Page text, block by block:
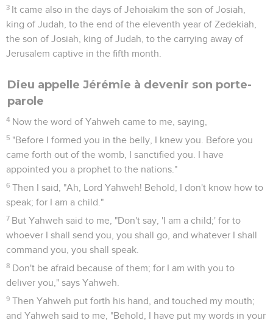
3 It came also in the days of Jehoiakim the son of Josiah,
king of Judah, to the end of the eleventh year of Zedekiah,
the son of Josiah, king of Judah, to the carrying away of
Jerusalem captive in the fifth month.
Dieu appelle Jérémie à devenir son porte-
parole
4 Now the word of Yahweh came to me, saying,
5 "Before I formed you in the belly, I knew you. Before you
came forth out of the womb, I sanctified you. I have
appointed you a prophet to the nations."
6 Then I said, "Ah, Lord Yahweh! Behold, I don't know how to
speak; for I am a child."
7 But Yahweh said to me, "Don't say, 'I am a child;' for to
whoever I shall send you, you shall go, and whatever I shall
command you, you shall speak.
8 Don't be afraid because of them; for I am with you to
deliver you," says Yahweh.
9 Then Yahweh put forth his hand, and touched my mouth;
and Yahweh said to me, "Behold, I have put my words in your